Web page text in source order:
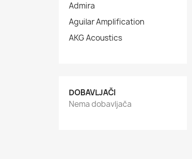
Admira
Aguilar Amplification
AKG Acoustics
DOBAVLJAČI
Nema dobavljača